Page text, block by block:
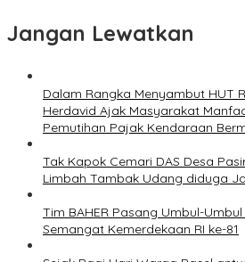
Jangan Lewatkan
Dalam Rangka Menyambut HUT
Herdavid Ajak Masyarakat
Pemutihan Pajak Kendaraan
Tak Kapok Cemari DAS Desa
Limbah Tambak Udang diduga
Tim BAHER Pasang Umbul-
Semangat Kemerdekaan RI ke-81